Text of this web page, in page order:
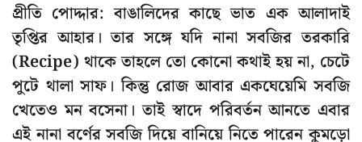
প্রীতি পোদ্দার: বাঙালিদের কাছে ভাত এক আলাদাই
তৃপ্তির আহার। তার সঙ্গে যদি নানা সবজির তরকারি
(Recipe) থাকে তাহলে তো কোনো কথাই হয় না, চেটে
পুটে থালা সাফ। কিন্তু রোজ আবার একঘেয়েমি সবজি
খেতেও মন বসেনা। তাই স্বাদে পরিবর্তন আনতে এবার
এই নানা বর্ণের সবজি দিয়ে বানিয়ে নিতে পারেন কুমড়ো